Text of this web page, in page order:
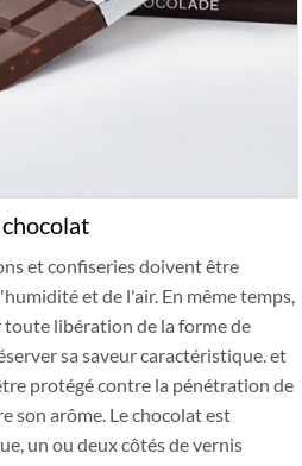
et confiseries doivent être
et de l'air. En même temps,
toute libération de la forme de
sa saveur caractéristique. et
protégé contre la pénétration de
son arôme. Le chocolat est
un ou deux côtés de vernis